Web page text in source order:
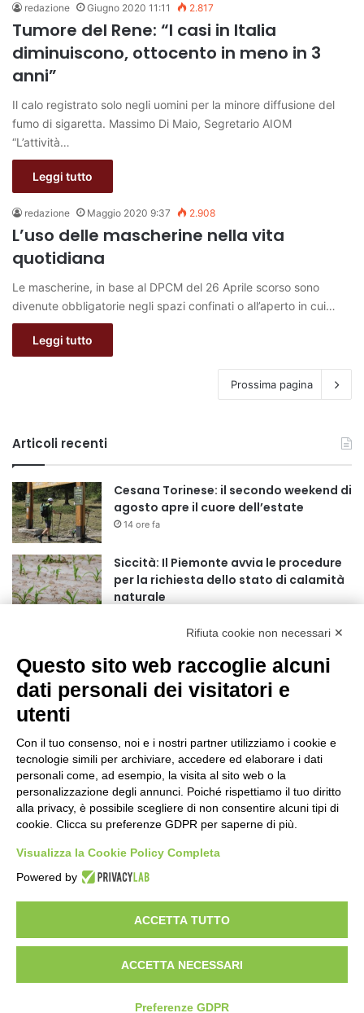
redazione Giugno 2020 11:11 2.817
Tumore del Rene: “I casi in Italia
diminuiscono, ottocento in meno in 3
anni”
Il calo registrato solo negli uomini per la minore diffusione del
fumo di sigaretta. Massimo Di Maio, Segretario AIOM
“L’attività…
Leggi tutto
redazione Maggio 2020 9:37 2.908
L’uso delle mascherine nella vita
quotidiana
Le mascherine, in base al DPCM del 26 Aprile scorso sono
divenute obbligatorie negli spazi confinati o all’aperto in cui…
Leggi tutto
Prossima pagina
Articoli recenti
Cesana Torinese: il secondo weekend di
agosto apre il cuore dell’estate
14 ore fa
Siccità: Il Piemonte avvia le procedure
per la richiesta dello stato di calamità
naturale
Reale Mutua, ecco il programma del
precampionato
18 ore fa
a parità di tariffa
21 ore fa
Eclissi di Sole del 12 agosto: potenziati i
collegamenti verso la collina
21 ore fa
Sauze d’Oulx: il secondo weekend di
agosto apre la strada al Grande
Ferragosto
22 ore fa
Privacy Policy
Rifiuta cookie non necessari ✕
Questo sito web raccoglie alcuni
dati personali dei visitatori e
utenti
Con il tuo consenso, noi e i nostri partner utilizziamo i cookie e
tecnologie simili per archiviare, accedere ed elaborare i dati
personali come, ad esempio, la visita al sito web o la
personalizzazione degli annunci. Poiché rispettiamo il tuo diritto
alla privacy, è possibile scegliere di non consentire alcuni tipi di
cookie. Clicca su preferenze GDPR per saperne di più.
Visualizza la Cookie Policy Completa
Powered by
ACCETTA TUTTO
ACCETTA NECESSARI
Preferenze GDPR